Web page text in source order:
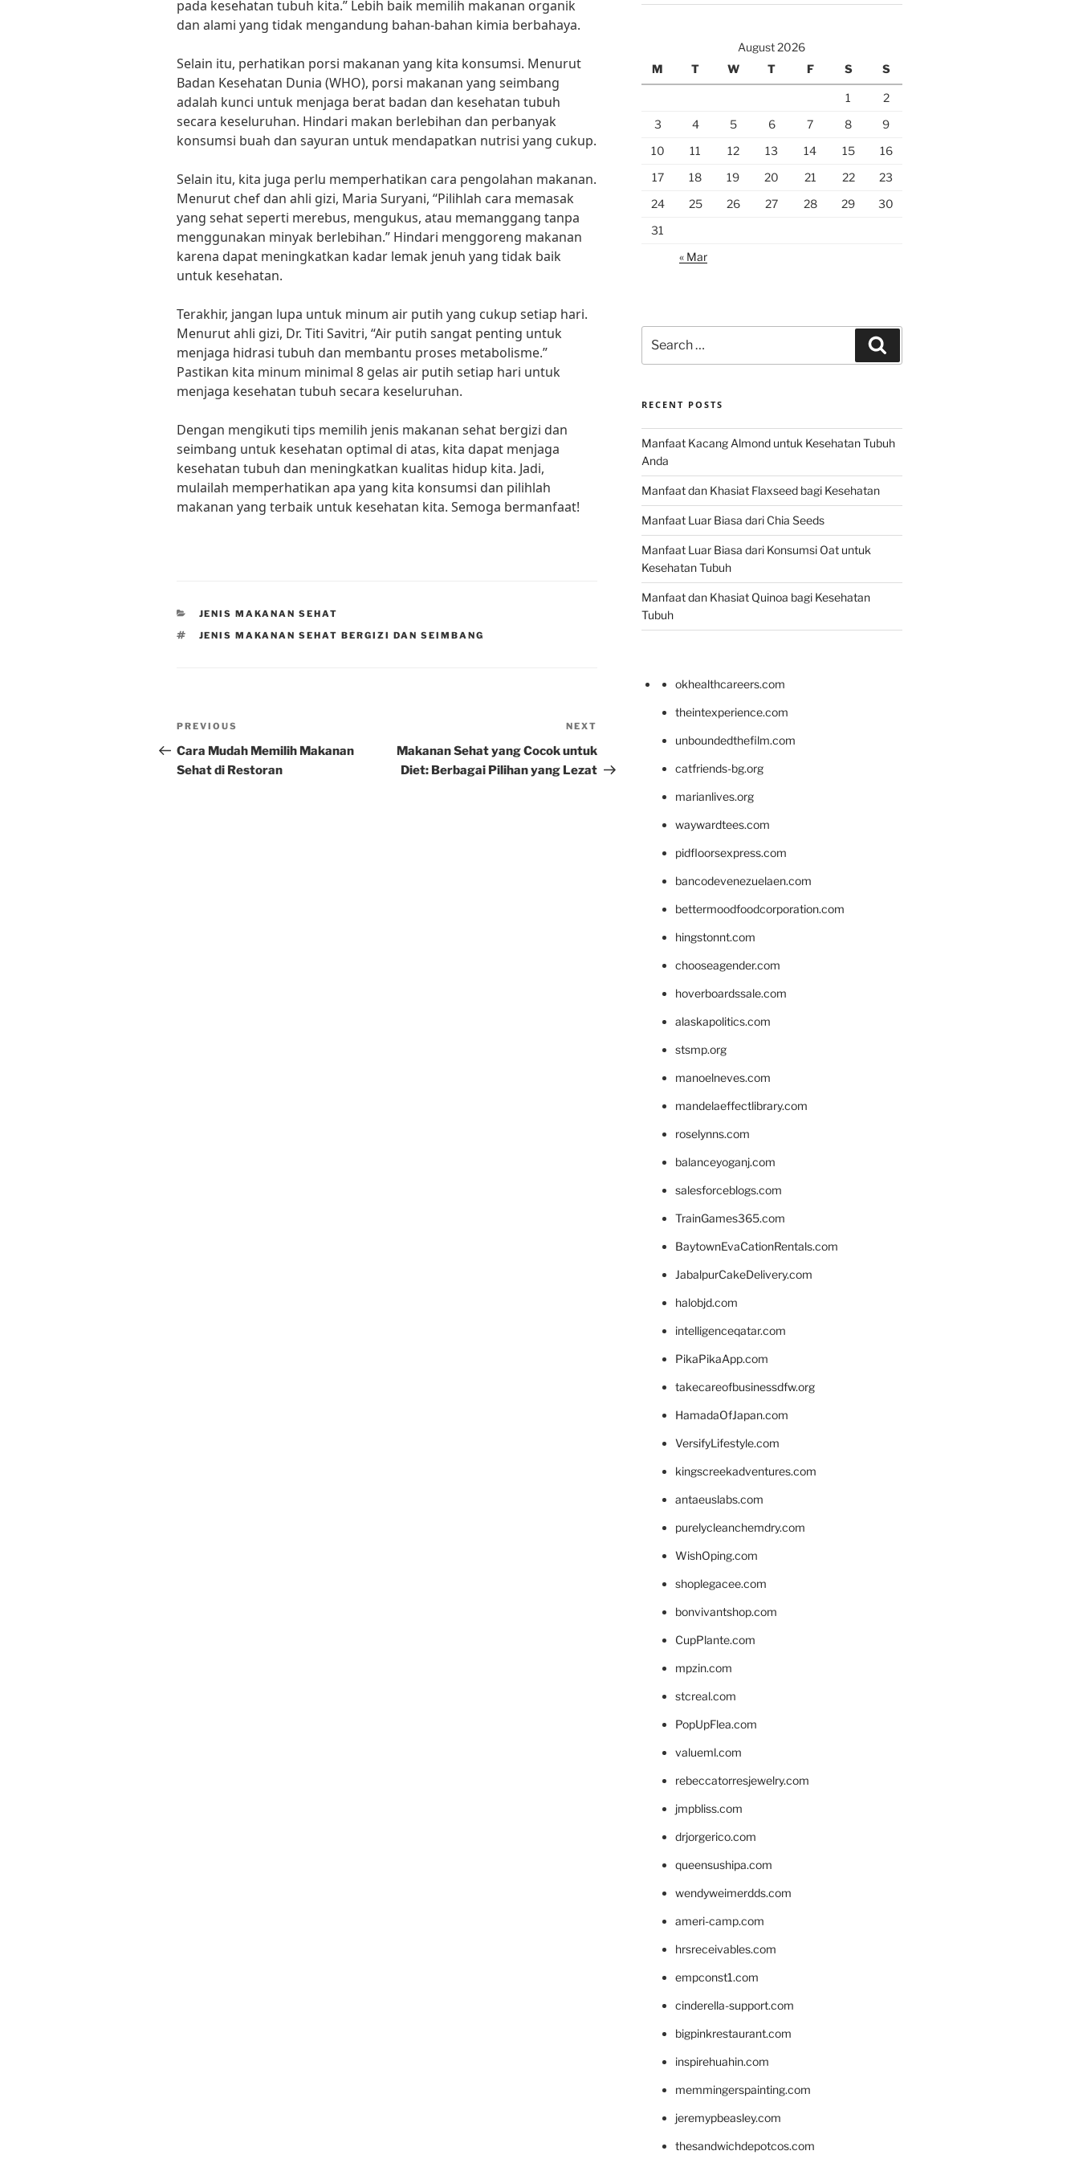
pada kesehatan tubuh kita.” Lebih baik memilih makanan organik
dan alami yang tidak mengandung bahan-bahan kimia berbahaya.
Selain itu, perhatikan porsi makanan yang kita konsumsi. Menurut
Badan Kesehatan Dunia (WHO), porsi makanan yang seimbang
adalah kunci untuk menjaga berat badan dan kesehatan tubuh
secara keseluruhan. Hindari makan berlebihan dan perbanyak
konsumsi buah dan sayuran untuk mendapatkan nutrisi yang cukup.
Selain itu, kita juga perlu memperhatikan cara pengolahan makanan.
Menurut chef dan ahli gizi, Maria Suryani, “Pilihlah cara memasak
yang sehat seperti merebus, mengukus, atau memanggang tanpa
menggunakan minyak berlebihan.” Hindari menggoreng makanan
karena dapat meningkatkan kadar lemak jenuh yang tidak baik
untuk kesehatan.
Terakhir, jangan lupa untuk minum air putih yang cukup setiap hari.
Menurut ahli gizi, Dr. Titi Savitri, “Air putih sangat penting untuk
menjaga hidrasi tubuh dan membantu proses metabolisme.”
Pastikan kita minum minimal 8 gelas air putih setiap hari untuk
menjaga kesehatan tubuh secara keseluruhan.
Dengan mengikuti tips memilih jenis makanan sehat bergizi dan
seimbang untuk kesehatan optimal di atas, kita dapat menjaga
kesehatan tubuh dan meningkatkan kualitas hidup kita. Jadi,
mulailah memperhatikan apa yang kita konsumsi dan pilihlah
makanan yang terbaik untuk kesehatan kita. Semoga bermanfaat!
CATEGORIES
JENIS MAKANAN SEHAT
TAGS
JENIS MAKANAN SEHAT BERGIZI DAN SEIMBANG
Post
navigation
Previous
Post
PREVIOUS
Cara Mudah Memilih Makanan
Sehat di Restoran
Post
NEXT
Makanan Sehat yang Cocok untuk
Diet: Berbagai Pilihan yang Lezat
August 2026
M
T W T F S S
1
2
3
4 5 6 7 8
9
10
11 12 13 14 15
16
17
18 19 20 21 22
23
24
25 26 27 28 29
30
31
« Mar
for:
RECENT POSTS
Manfaat Kacang Almond untuk Kesehatan Tubuh
Anda
Manfaat dan Khasiat Flaxseed bagi Kesehatan
Manfaat Luar Biasa dari Chia Seeds
Manfaat Luar Biasa dari Konsumsi Oat untuk
Kesehatan Tubuh
Manfaat dan Khasiat Quinoa bagi Kesehatan
Tubuh
okhealthcareers.com
theintexperience.com
unboundedthefilm.com
catfriends-bg.org
marianlives.org
waywardtees.com
pidfloorsexpress.com
bancodevenezuelaen.com
bettermoodfoodcorporation.com
hingstonnt.com
chooseagender.com
hoverboardssale.com
alaskapolitics.com
stsmp.org
manoelneves.com
mandelaeffectlibrary.com
roselynns.com
balanceyoganj.com
salesforceblogs.com
TrainGames365.com
BaytownEvaCationRentals.com
JabalpurCakeDelivery.com
halobjd.com
intelligenceqatar.com
PikaPikaApp.com
takecareofbusinessdfw.org
HamadaOfJapan.com
VersifyLifestyle.com
kingscreekadventures.com
antaeuslabs.com
purelycleanchemdry.com
WishOping.com
shoplegacee.com
bonvivantshop.com
CupPlante.com
mpzin.com
stcreal.com
PopUpFlea.com
valueml.com
rebeccatorresjewelry.com
jmpbliss.com
drjorgerico.com
queensushipa.com
wendyweimerdds.com
ameri-camp.com
hrsreceivables.com
empconst1.com
cinderella-support.com
bigpinkrestaurant.com
inspirehuahin.com
memmingerspainting.com
jeremypbeasley.com
thesandwichdepotcos.com